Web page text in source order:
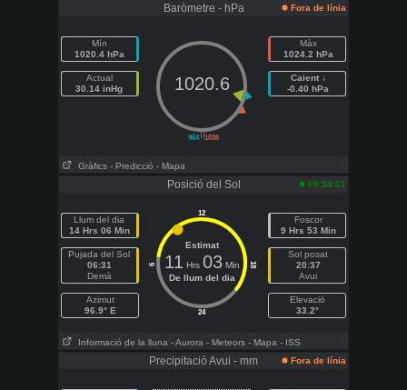
Baròmetre - hPa Fora de línia
Mín
1020.4 hPa
Actual
30.14 inHg
||
964 1036
1020.6
Màx
1024.2 hPa
Caient ↓
-0.40 hPa
Gràfics - Predicció - Mapa
Posició del Sol 09:34:01
Llum del dia
14 Hrs 06 Min
Pujada del Sol
06:31
Demà
Azimut
96.9° E
12
24
6 18
Estimat
11 Hrs 03Min
De llum del dia
Foscor
9 Hrs 53 Min
Sol posat
20:37
Avui
Elevació
33.2°
Informació de la lluna - Aurora - Meteors - Mapa - ISS
Precipitació Avui - mm Fora de línia